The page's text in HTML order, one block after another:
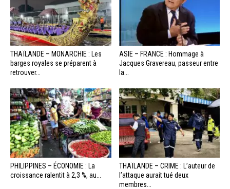
THAÏLANDE – MONARCHIE : Les
barges royales se préparent à
retrouver...
ASIE – FRANCE : Hommage à
Jacques Gravereau, passeur entre
la...
PHILIPPINES – ÉCONOMIE : La
croissance ralentit à 2,3 %, au...
THAÏLANDE – CRIME : L’auteur de
l’attaque aurait tué deux
membres...